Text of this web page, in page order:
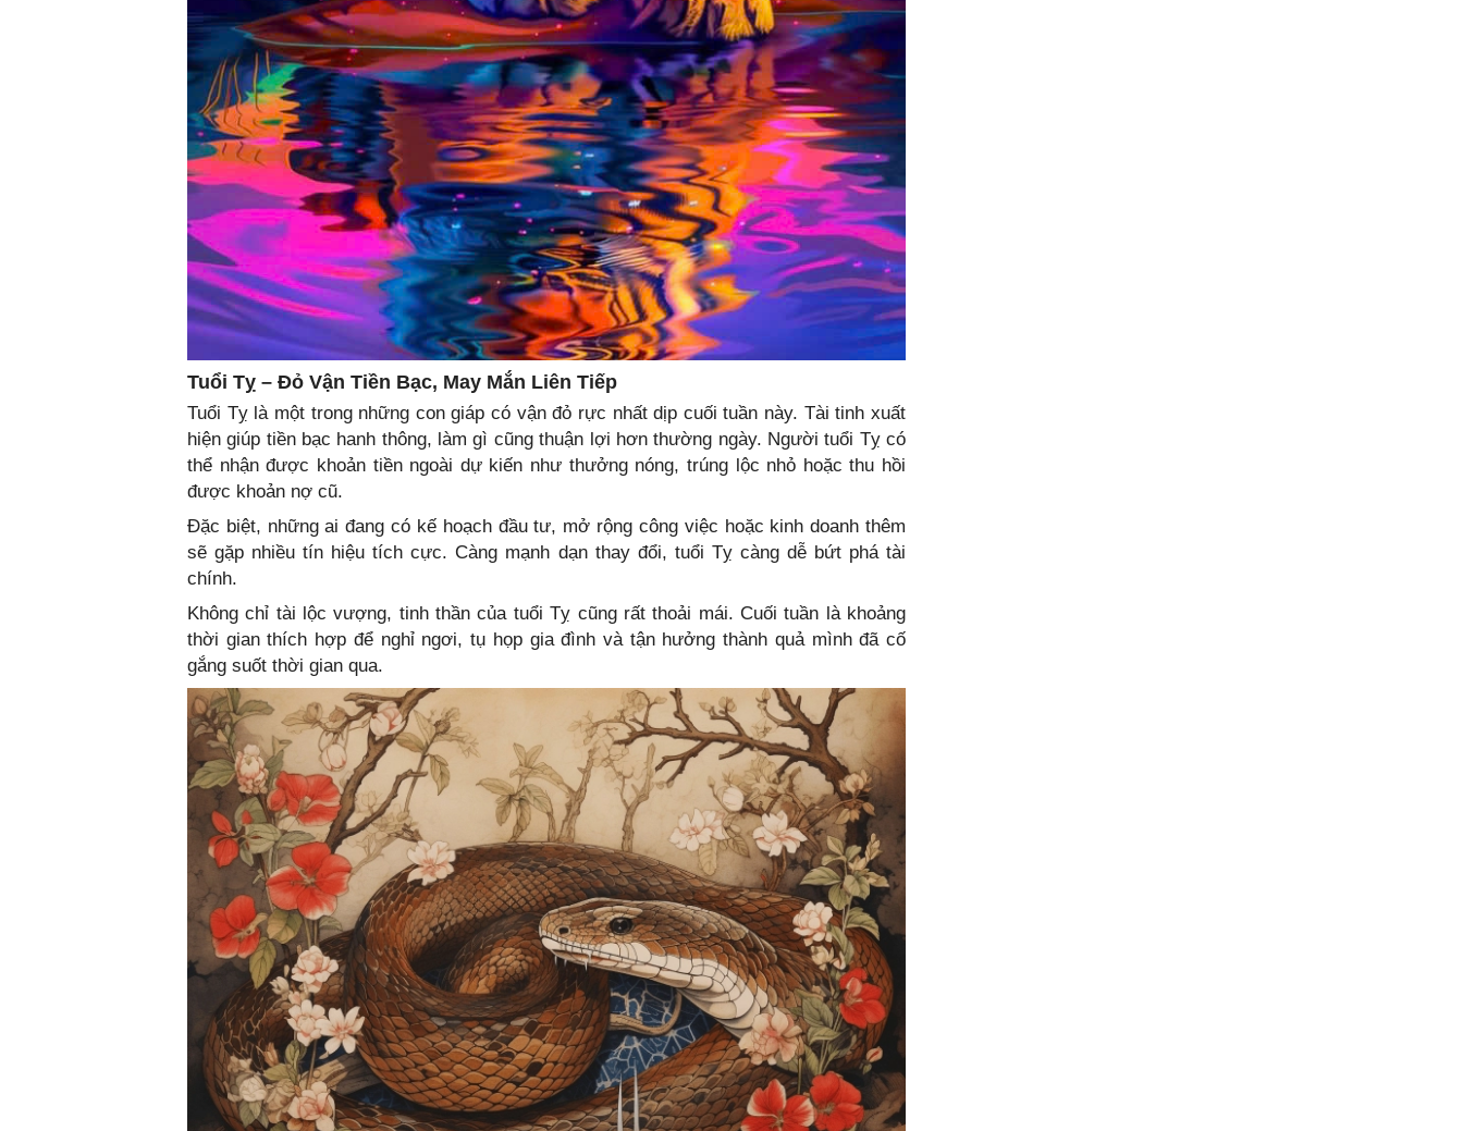
Tuổi Tỵ – Đỏ Vận Tiền Bạc, May Mắn Liên Tiếp
Tuổi Tỵ là một trong những con giáp có vận đỏ rực nhất dịp cuối tuần này. Tài tinh xuất
hiện giúp tiền bạc hanh thông, làm gì cũng thuận lợi hơn thường ngày. Người tuổi Tỵ có
thể nhận được khoản tiền ngoài dự kiến như thưởng nóng, trúng lộc nhỏ hoặc thu hồi
được khoản nợ cũ.
Đặc biệt, những ai đang có kế hoạch đầu tư, mở rộng công việc hoặc kinh doanh thêm
sẽ gặp nhiều tín hiệu tích cực. Càng mạnh dạn thay đổi, tuổi Tỵ càng dễ bứt phá tài
chính.
Không chỉ tài lộc vượng, tinh thần của tuổi Tỵ cũng rất thoải mái. Cuối tuần là khoảng
thời gian thích hợp để nghỉ ngơi, tụ họp gia đình và tận hưởng thành quả mình đã cố
gắng suốt thời gian qua.